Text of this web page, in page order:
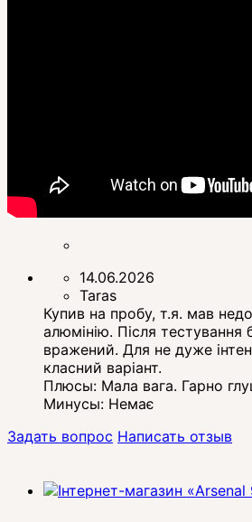
14.06.2026
Taras
Купив на пробу, т.я. мав
алюмінію. Після тестування
вражений. Для не дуже
класний варіант.
Плюсы: Мала вага. Гарно
Минусы: Немає
Задать вопрос Написать отзыв